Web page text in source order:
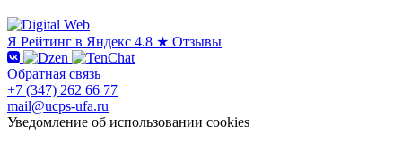
Я Рейтинг в Яндекс 4.8 ★ Отзывы
Обратная связь
+7 (347) 262 66 77
mail@ucps-ufa.ru
Уведомление об использовании cookies